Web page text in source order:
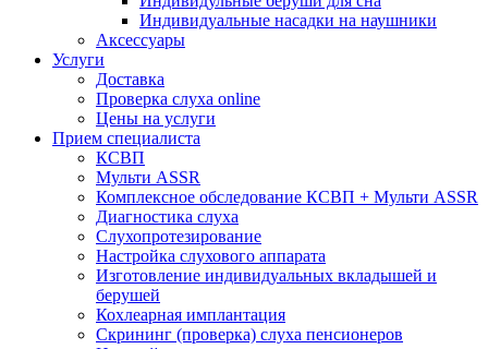
Индивидуальные насадки на наушники
Аксессуары
Услуги
Доставка
Проверка слуха online
Цены на услуги
Прием специалиста
КСВП
Мульти ASSR
Комплексное обследование КСВП + Мульти ASSR
Диагностика слуха
Слухопротезирование
Настройка слухового аппарата
Изготовление индивидуальных вкладышей и
берушей
Кохлеарная имплантация
Скрининг (проверка) слуха пенсионеров